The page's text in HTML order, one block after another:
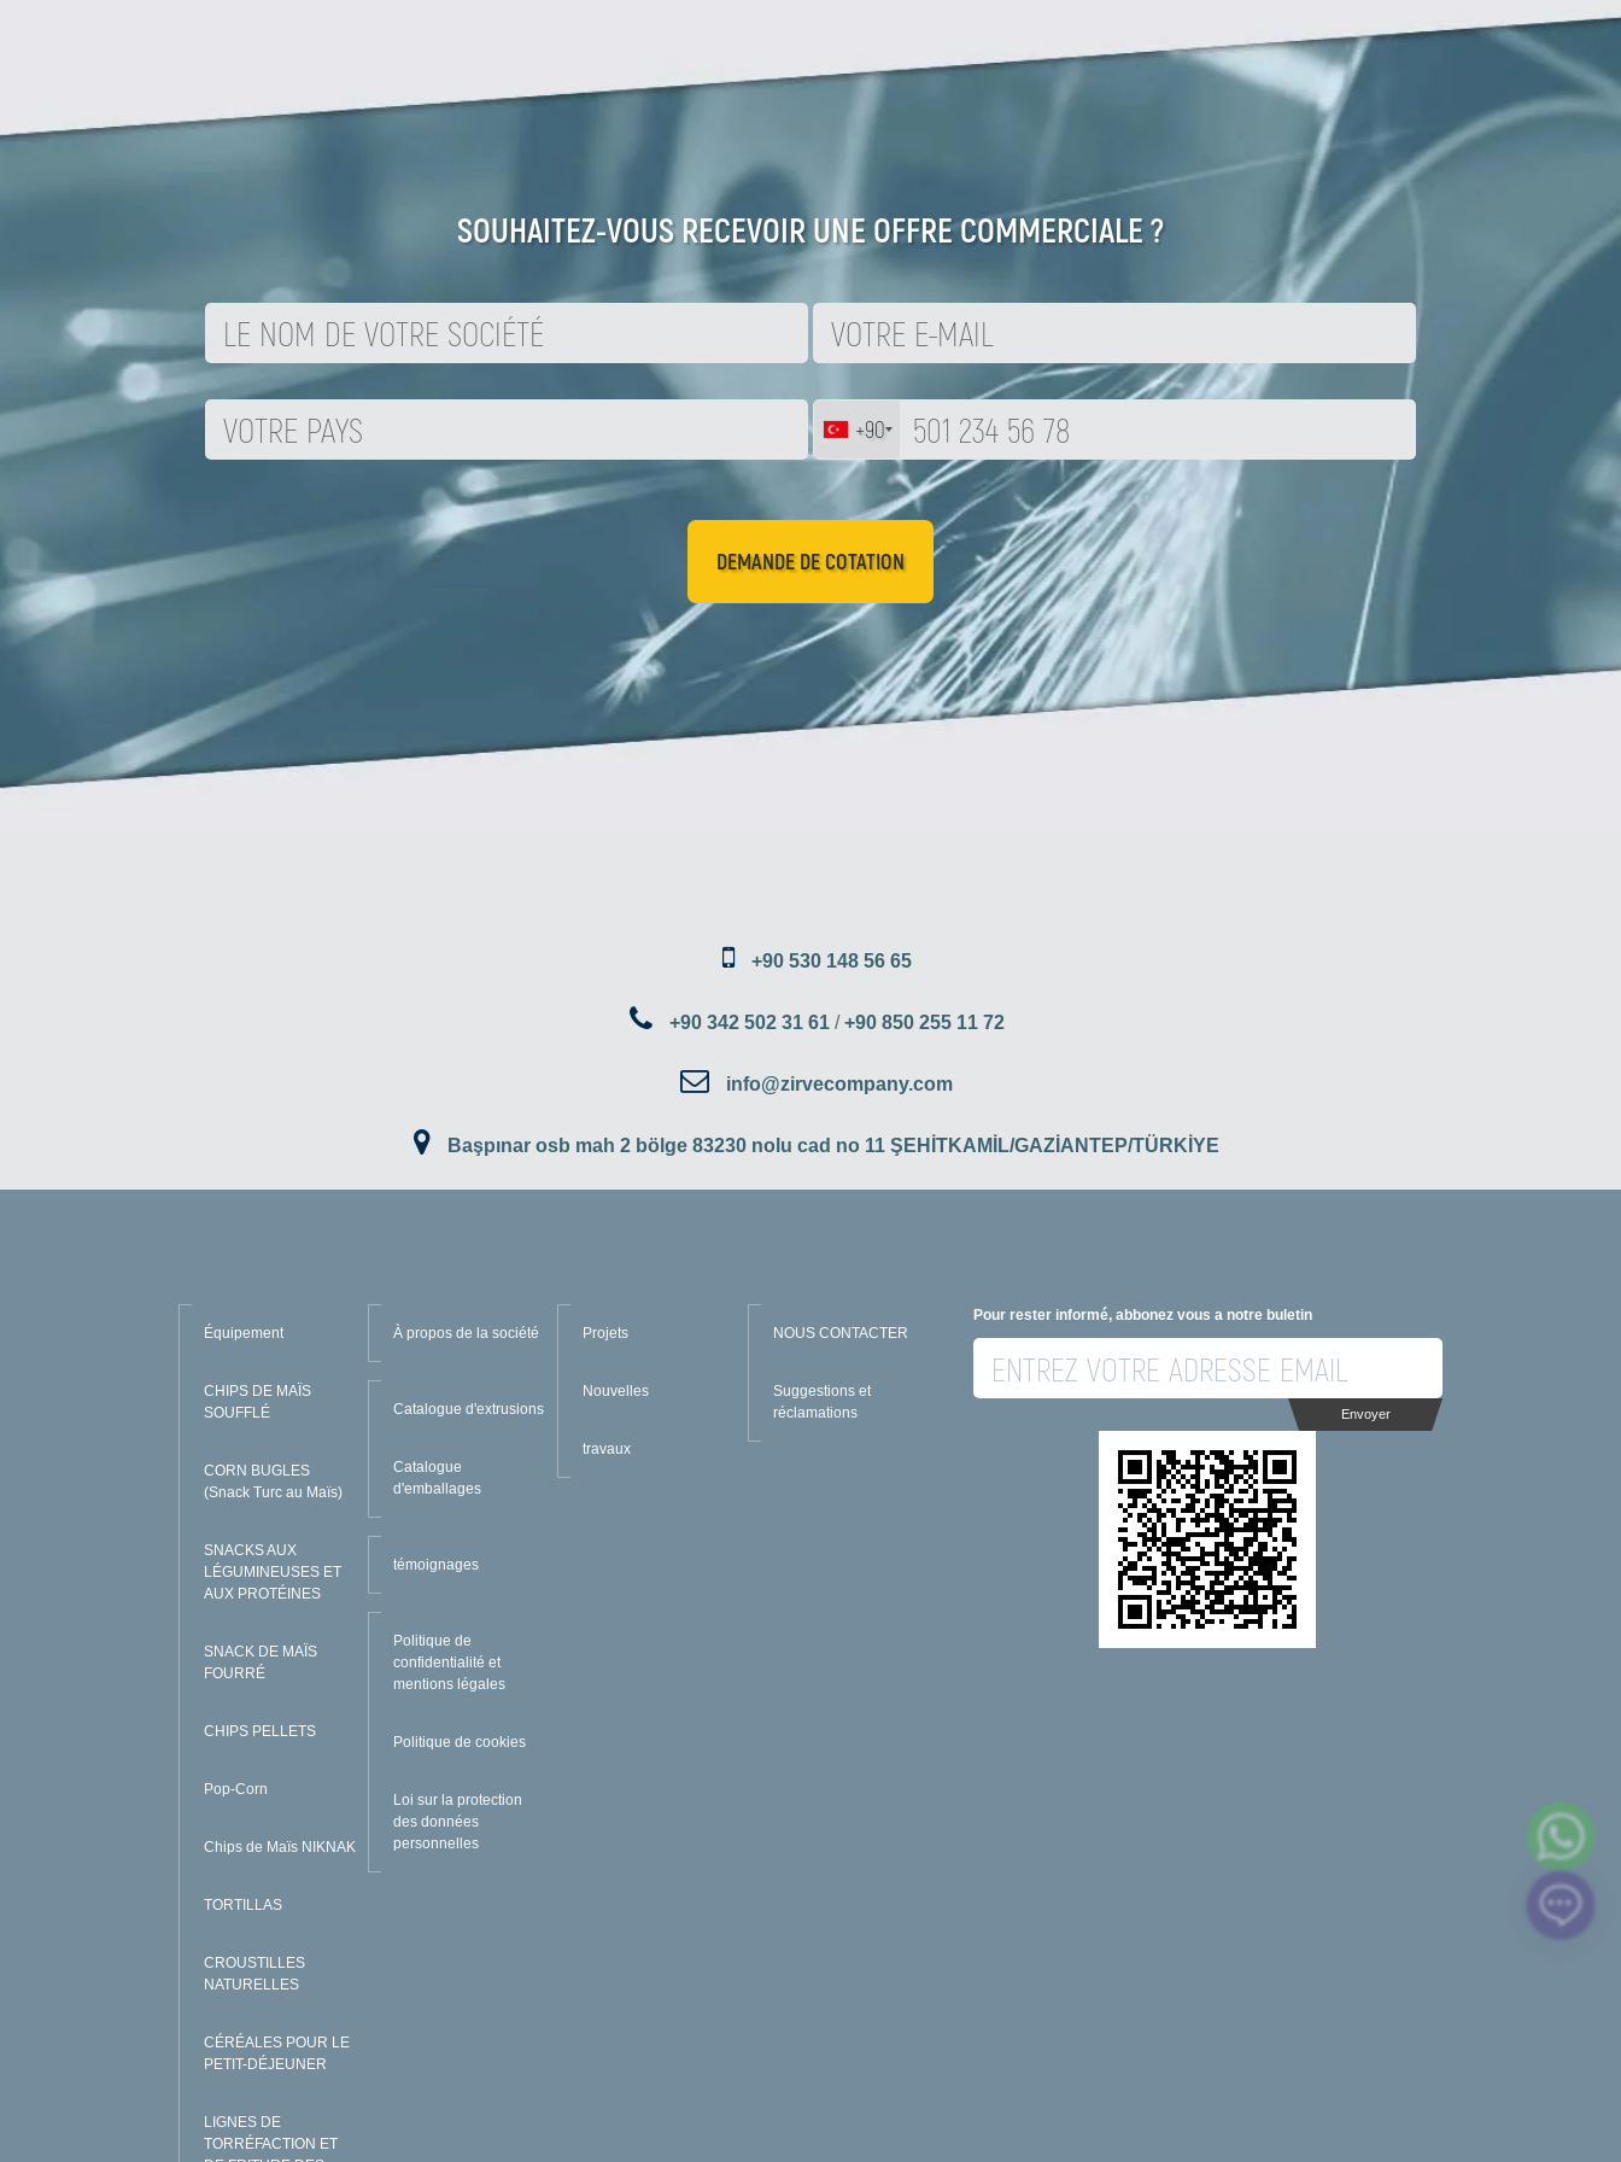
SOUHAITEZ-VOUS RECEVOIR UNE OFFRE COMMERCIALE ?
+90
DEMANDE DE COTATION
+90 530 148 56 65
+90 342 502 31 61/+90 850 255 11 72
info@zirvecompany.com
Başpınar osb mah 2 bölge 83230 nolu cad no 11 ŞEHİTKAMİL/GAZİANTEP/TÜRKİYE
Équipement
CHIPS DE MAÏS
SOUFFLÉ
CORN BUGLES
(Snack Turc au Maïs)
SNACKS AUX
LÉGUMINEUSES ET
AUX PROTÉINES
SNACK DE MAÏS
FOURRÉ
CHIPS PELLETS
Pop-Corn
Chips de Maïs NIKNAK
TORTILLAS
CROUSTILLES
NATURELLES
CÉRÉALES POUR LE
PETIT-DÉJEUNER
LIGNES DE
TORRÉFACTION ET
À propos de la société
Catalogue d'extrusions
Catalogue
d'emballages
témoignages
Politique de
confidentialité et
mentions légales
Politique de cookies
Loi sur la protection
des données
personnelles
Projets
Nouvelles
travaux
NOUS CONTACTER
Suggestions et
réclamations
Pour rester informé, abbonez vous a notre buletin
Envoyer